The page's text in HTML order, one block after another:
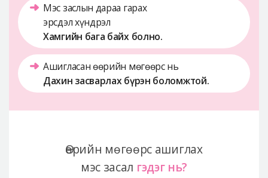
Мэс заслын дараа гарах
эрсдэл хүндрэл
Хамгийн бага байх болно.
Ашигласан өөрийн мөгөөрс нь
Дахин засварлах бүрэн боломжтой.
Өөрийн мөгөөрс ашиглах
мэс засал гэдэг нь?